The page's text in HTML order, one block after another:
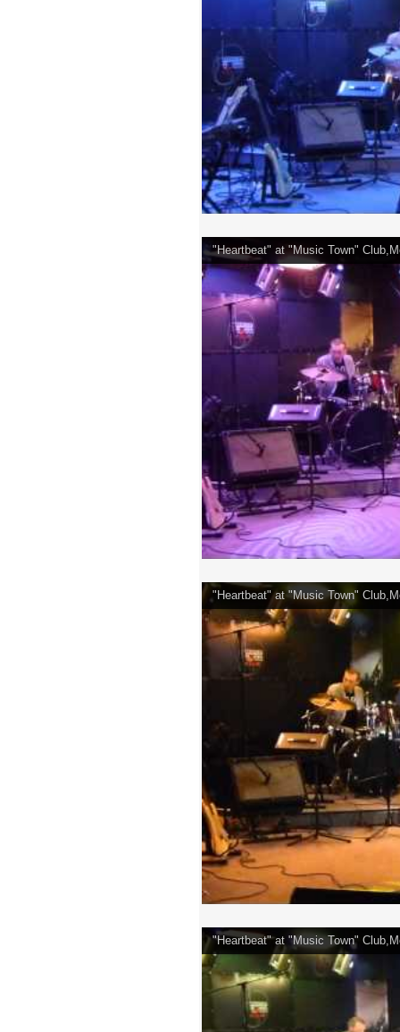
"Heartbeat" at "Music Town"
"Heartbeat" at "Music Town"
"Heartbeat" at "Music Town"